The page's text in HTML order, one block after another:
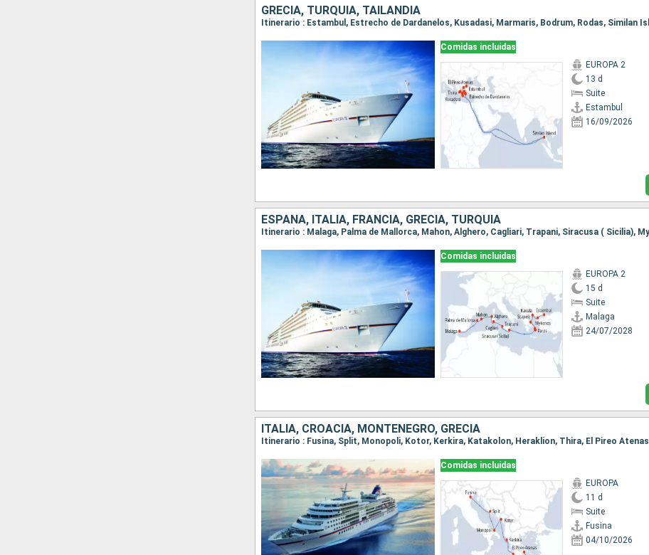
GRECIA, TURQUÍA, TAILANDIA
Comidas incluidas
EUROPA 2
13 d
Suite
Estambul
16/09/2026
ESPAÑA, ITALIA, FRANCIA, GRECIA, TURQUÍA
Comidas incluidas
EUROPA 2
15 d
Suite
Malaga
24/07/2028
ITALIA, CROACIA, MONTENEGRO, GRECIA
Itinerario : Fusina, Split, Monopoli, Kotor, Kerkira, Katakolon, Heraklion, Thira, El Pireo Atenas
Comidas incluidas
EUROPA
11 d
Suite
Fusina
04/10/2026